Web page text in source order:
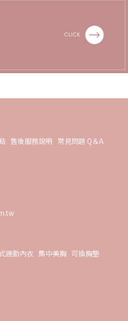
售後服務說明 常見問題 Q＆A
運動內衣 集中美胸 可換胸墊